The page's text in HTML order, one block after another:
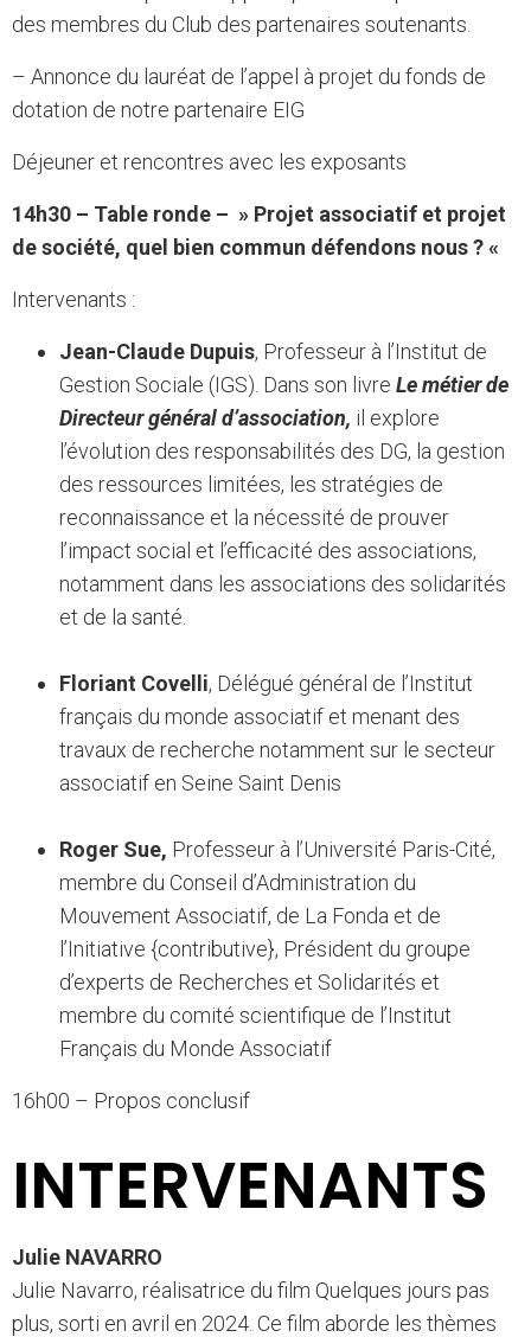
des membres du Club des partenaires soutenants.
– Annonce du lauréat de l’appel à projet du fonds de
dotation de notre partenaire EIG
Déjeuner et rencontres avec les exposants
14h30 – Table ronde – » Projet associatif et projet
de société, quel bien commun défendons nous ? «
Intervenants :
Jean-Claude Dupuis, Professeur à l’Institut de
Gestion Sociale (IGS). Dans son livre Le métier de
Directeur général d’association, il explore
l’évolution des responsabilités des DG, la gestion
des ressources limitées, les stratégies de
reconnaissance et la nécessité de prouver
l’impact social et l’efficacité des associations,
notamment dans les associations des solidarités
et de la santé.
Floriant Covelli, Délégué général de l’Institut
français du monde associatif et menant des
travaux de recherche notamment sur le secteur
associatif en Seine Saint Denis
Roger Sue, Professeur à l’Université Paris-Cité,
membre du Conseil d’Administration du
Mouvement Associatif, de La Fonda et de
l’Initiative {contributive}, Président du groupe
d’experts de Recherches et Solidarités et
membre du comité scientifique de l’Institut
Français du Monde Associatif
16h00 – Propos conclusif
INTERVENANTS
Julie NAVARRO
Julie Navarro, réalisatrice du film Quelques jours pas
plus, sorti en avril en 2024. Ce film aborde les thèmes